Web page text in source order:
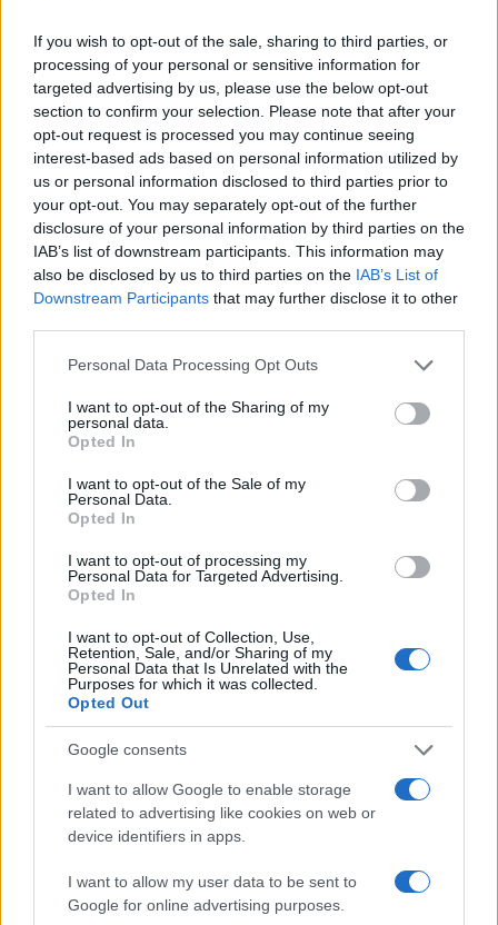
If you wish to opt-out of the sale, sharing to third parties, or
processing of your personal or sensitive information for
targeted advertising by us, please use the below opt-out
section to confirm your selection. Please note that after your
opt-out request is processed you may continue seeing
interest-based ads based on personal information utilized by
us or personal information disclosed to third parties prior to
your opt-out. You may separately opt-out of the further
disclosure of your personal information by third parties on the
IAB’s list of downstream participants. This information may
also be disclosed by us to third parties on the IAB’s List of
Downstream Participants that may further disclose it to other
Please note that this website/app uses one or more Google
not limited to your visit or usage behaviour. You may click to
grant or deny consent to Google and its third-party tags to
use your data for below specified purposes in below Google
consent section.
Personal Data Processing Opt Outs
I want to opt-out of the Sharing of my
personal data.
Opted In
I want to opt-out of the Sale of my
Personal Data.
Opted In
I want to opt-out of processing my
Personal Data for Targeted Advertising.
Opted In
I want to opt-out of Collection, Use,
Retention, Sale, and/or Sharing of my
Personal Data that Is Unrelated with the
Purposes for which it was collected.
Opted Out
Google consents
I want to allow Google to enable storage
related to advertising like cookies on web or
device identifiers in apps.
I want to allow my user data to be sent to
Google for online advertising purposes.
Inviaci le tue segnalazioni,
i tuoi video e le tue foto
Su WhatsApp al numero +39
345 356 7512
Ricevi le nostre ultime news
daGoogle News
Condividi l'articolo
F
a
ce
b
o
o
k
T
w
it
te
r
Pi
te
re
st
W
at
s
A
p
p
S
a
re
Articolo precedente
Prossimo articolo
NOTIZIE RECENTI
Calangianus, dopo le polemiche il centro
accoglienza minori chiude
Olbia, divieto di sosta contro spaccio e degrado:
esplode la protesta